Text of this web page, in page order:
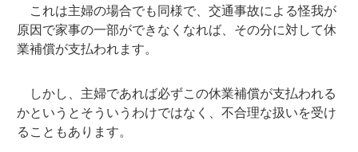
これは主婦の場合でも同様で、交通事故による怪我が
原因で家事の一部ができなくなれば、その分に対して休
業補償が支払われます。
しかし、主婦であれば必ずこの休業補償が支払われる
かというとそういうわけではなく、不合理な扱いを受け
ることもあります。